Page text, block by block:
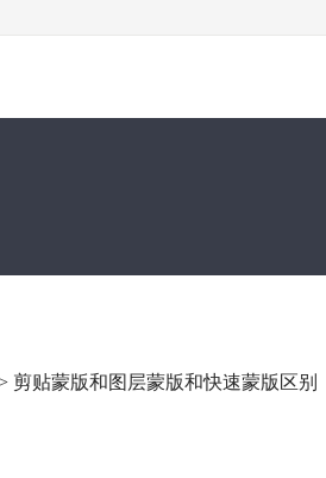
剪贴蒙版和图层蒙版和快速蒙版区别